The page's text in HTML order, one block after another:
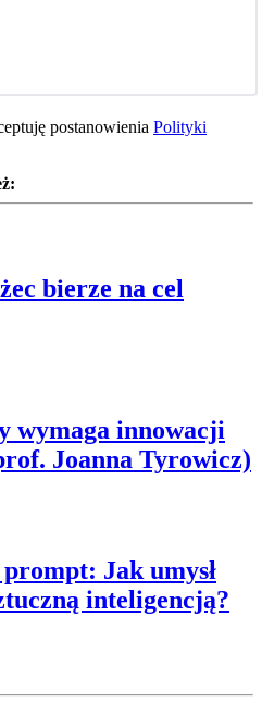
postanowienia Polityki
bierze na cel
wymaga innowacji
Joanna Tyrowicz)
Jak umysł
inteligencją?